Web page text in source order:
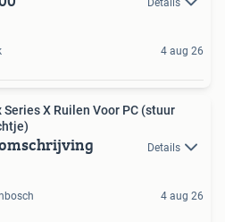
Details
4 aug 26
Series X Ruilen Voor PC (stuur
Details
4 aug 26